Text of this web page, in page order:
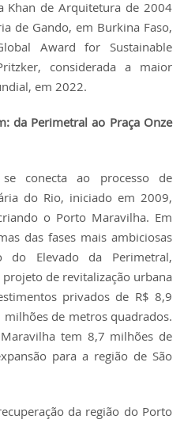
Khan de Arquitetura de 2004
de Gando, em Burkina Faso,
Award for Sustainable
considerada a maior
em 2022.
da Perimetral ao Praça Onze
conecta ao processo de
do Rio, iniciado em 2009,
o Porto Maravilha. Em
das fases mais ambiciosas
do Elevado da Perimetral,
de revitalização urbana
privados de R$ 8,9
de metros quadrados.
tem 8,7 milhões de
para a região de São
da região do Porto